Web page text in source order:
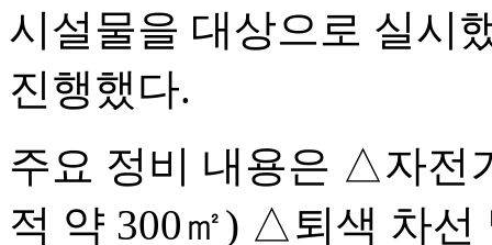
시설물을 대상으로 실시
진행했다.
주요 정비 내용은 △자전
적 약 300㎡) △퇴색 차선